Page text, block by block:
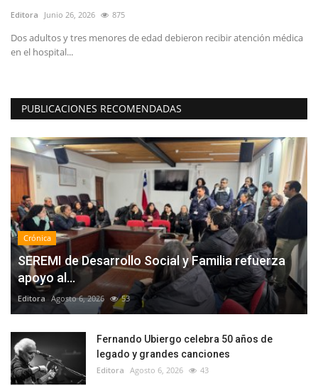
Editora Junio 26, 2026 875
Dos adultos y tres menores de edad debieron recibir atención médica
en el hospital...
PUBLICACIONES RECOMENDADAS
Crónica
SEREMI de Desarrollo Social y Familia refuerza
apoyo al...
Editora Agosto 6, 2026 53
Fernando Ubiergo celebra 50 años de
legado y grandes canciones
Editora Agosto 6, 2026 43